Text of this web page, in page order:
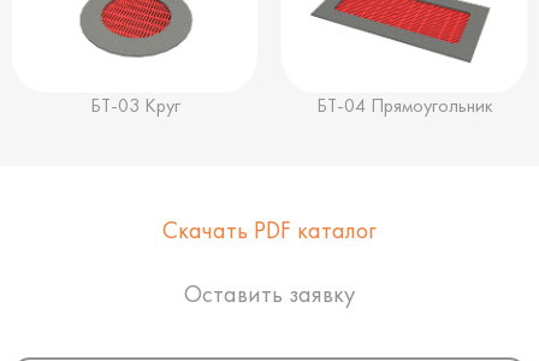
БТ-03 Круг БТ-04 Прямоугольник
Скачать PDF каталог
Оставить заявку